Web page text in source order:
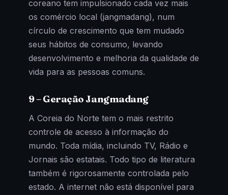
coreano tem impulsionado cada vez mais
os comércio local (jangmadang), num
círculo de crescimento que tem mudado
seus hábitos de consumo, levando
desenvolvimento e melhoria da qualidade de
vida para as pessoas comuns.
9 – Geração Jangmadang
A Coreia do Norte tem o mais restrito
controle de acesso à informação do
mundo. Toda mídia, incluindo TV, Rádio e
Jornais são estatais. Todo tipo de literatura
também é rigorosamente controlada pelo
estado. A internet não está disponível para